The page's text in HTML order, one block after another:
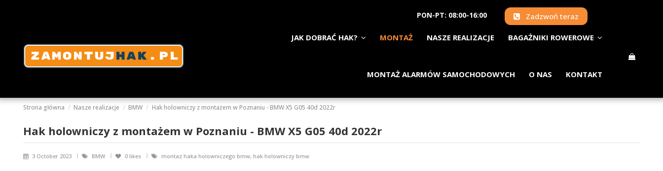
PON-PT: 08:00-16:00 Zadzwoń teraz
JAK DOBRAĆ HAK? MONTAŻ NASZE REALIZACJE BAGAŻNIKI ROWEROWE
MONTAŻ ALARMÓW SAMOCHODOWYCH O NAS KONTAKT
Strona główna Nasze realizacje BMW Hak holowniczy z montażem w Poznaniu - BMW X5 G05 40d 2022r
Hak holowniczy z montażem w Poznaniu - BMW X5 G05 40d 2022r
3 October 2023 BMW 0 likes montaz haka holowniczego bmw, hak holowniczy bmw